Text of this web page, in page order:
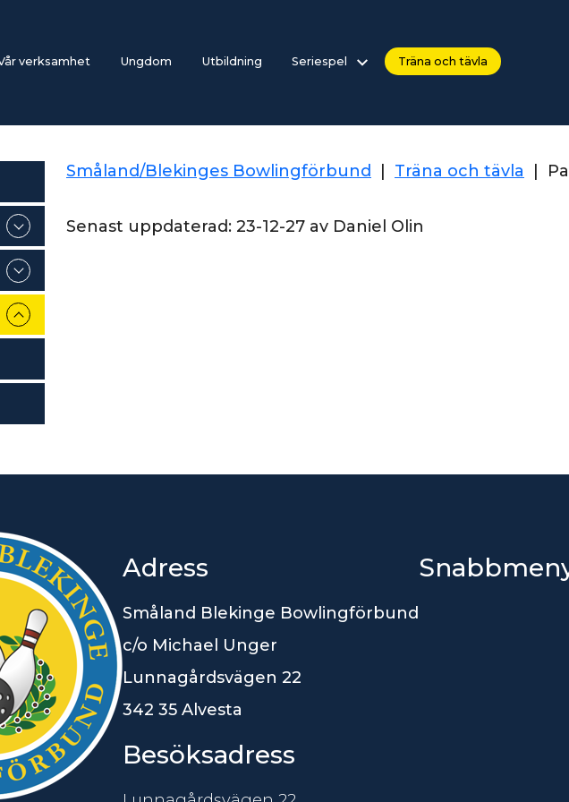
verksamhet Ungdom Utbildning Seriespel Träna och tävla
Småland/Blekinges Bowlingförbund Träna och tävla
Senast uppdaterad: 23-12-27 av Daniel Olin
Adress
Småland Blekinge Bowlingförbund
c/o Michael Unger
Lunnagårdsvägen 22
342 35 Alvesta
Besöksadress